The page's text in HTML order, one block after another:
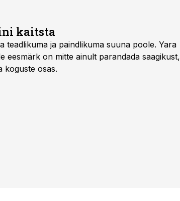
kaitsta
teadlikuma ja paindlikuma suuna poole. Yara
eesmärk on mitte ainult parandada saagikust,
koguste osas.